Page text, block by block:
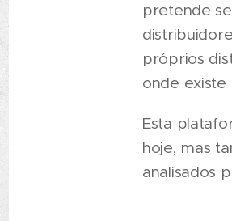
pretende
próprios
onde existe
Esta
hoje, mas
analisados